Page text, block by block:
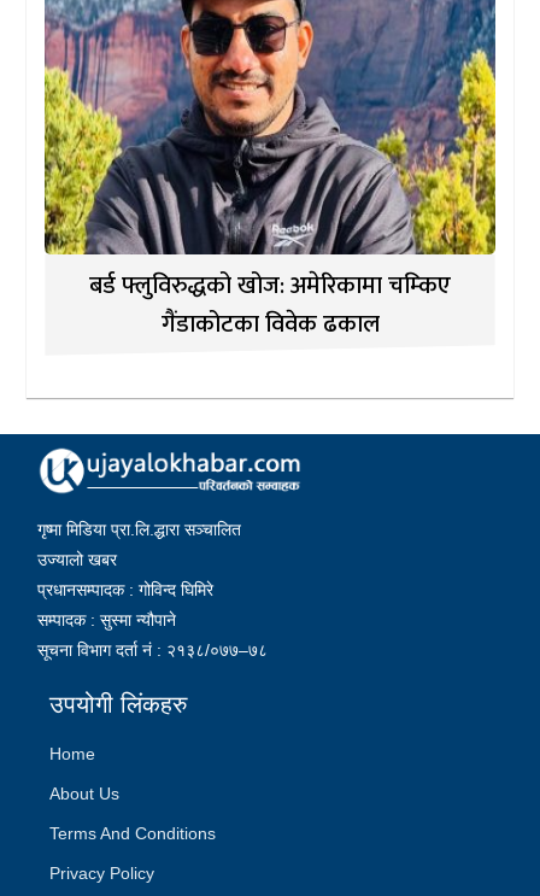
बर्ड फ्लुविरुद्धको खोज: अमेरिकामा चम्किए
गैंडाकोटका विवेक ढकाल
गृष्मा मिडिया प्रा.लि.द्धारा सञ्चालित
उज्यालो खबर
प्रधानसम्पादक : गोविन्द घिमिरे
सम्पादक : सुस्मा न्यौपाने
सूचना विभाग दर्ता नं : २१३८/०७७–७८
उपयोगी लिंकहरु
Home
About Us
Terms And Conditions
Privacy Policy